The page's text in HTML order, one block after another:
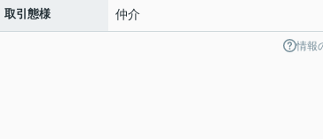
取引態様 仲介
情報